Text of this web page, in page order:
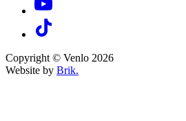
Copyright © Venlo 2026
Website by Brik.